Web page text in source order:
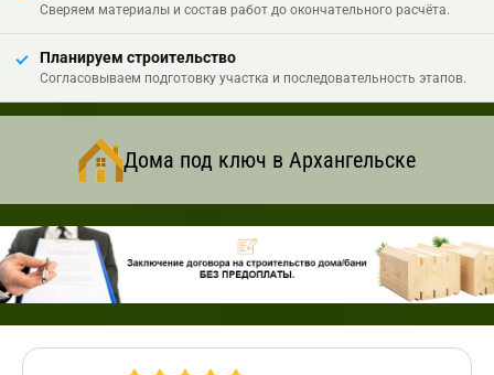
Сверяем материалы и состав работ до окончательного расчёта.
Планируем строительство
Согласовываем подготовку участка и последовательность этапов.
Дома под ключ в Архангельске